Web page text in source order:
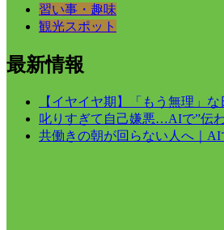
習い事・趣味
観光スポット
最新情報
【イヤイヤ期】「もう無理」
叱りすぎて自己嫌悪…AIで”伝
共働きの朝が回らない人へ｜AI